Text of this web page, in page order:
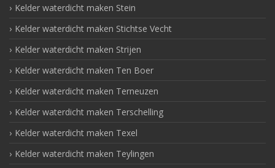
Kelder waterdicht maken Stein
Kelder waterdicht maken Stichtse Vecht
Kelder waterdicht maken Strijen
Kelder waterdicht maken Ten Boer
Kelder waterdicht maken Terneuzen
Kelder waterdicht maken Terschelling
Kelder waterdicht maken Texel
Kelder waterdicht maken Teylingen